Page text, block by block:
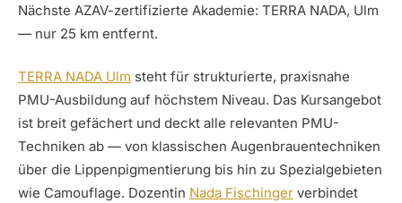
Nächste AZAV-zertifizierte Akademie: TERRA NADA, Ulm
— nur 25 km entfernt.
TERRA NADA Ulm steht für strukturierte, praxisnahe
PMU-Ausbildung auf höchstem Niveau. Das Kursangebot
ist breit gefächert und deckt alle relevanten PMU-
Techniken ab — von klassischen Augenbrauentechniken
über die Lippenpigmentierung bis hin zu Spezialgebieten
wie Camouflage. Dozentin Nada Fischinger verbindet